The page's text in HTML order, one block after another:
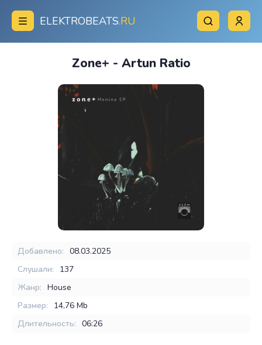
ELEKTROBEATS.RU
Zone+ - Artun Ratio
Добавлено: 08.03.2025
Слушали:
137
Жанр: House
Размер:
14,76 Mb
Длительность: 06:26